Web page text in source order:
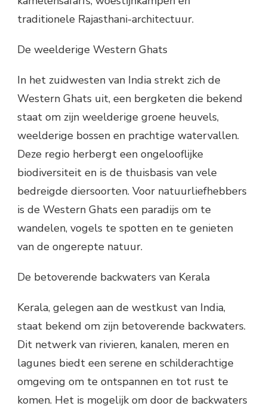
traditionele Rajasthani-architectuur.
De weelderige Western Ghats
In het zuidwesten van India strekt zich de
Western Ghats uit, een bergketen die bekend
staat om zijn weelderige groene heuvels,
weelderige bossen en prachtige watervallen.
Deze regio herbergt een ongelooflijke
biodiversiteit en is de thuisbasis van vele
bedreigde diersoorten. Voor natuurliefhebbers
is de Western Ghats een paradijs om te
wandelen, vogels te spotten en te genieten
van de ongerepte natuur.
De betoverende backwaters van Kerala
Kerala, gelegen aan de westkust van India,
staat bekend om zijn betoverende backwaters.
Dit netwerk van rivieren, kanalen, meren en
lagunes biedt een serene en schilderachtige
omgeving om te ontspannen en tot rust te
komen. Het is mogelijk om door de backwaters